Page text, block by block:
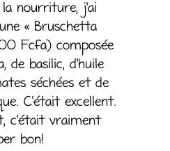
nourriture, j’ai
« Bruschetta
Fcfa) composée
de basilic, d’huile
séchées et de
C’était excellent.
c’était vraiment
bon!